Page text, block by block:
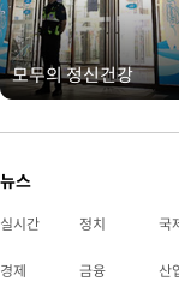
모두의 정신건강
뉴스
실시간 정치 국
경제 금융 산